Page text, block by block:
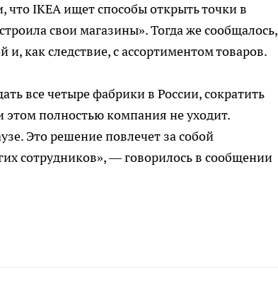
IKEA ищет способы открыть точки в
свои магазины». Тогда же сообщалось,
как следствие, с ассортиментом товаров.
все четыре фабрики в России, сократить
этом полностью компания не уходит.
Это решение повлечет за собой
сотрудников», — говорилось в сообщении